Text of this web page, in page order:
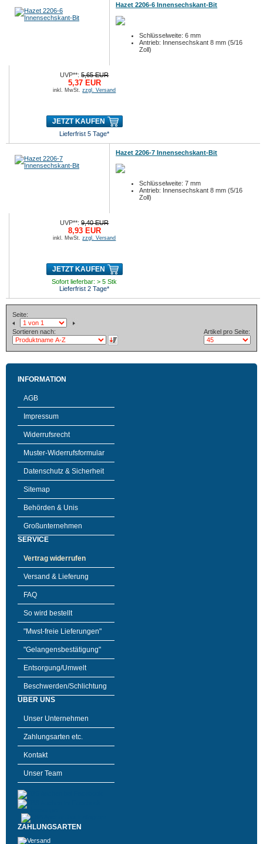
Hazet 2206-6 Innensechskant-Bit
Schlüsselweite: 6 mm
Antrieb: Innensechskant 8 mm (5/16
Zoll)
UVP**:5,65 EUR
5,37 EUR
inkl. MwSt.zzgl. Versand
JETZT KAUFEN
Lieferfrist 5 Tage*
Hazet 2206-7 Innensechskant-Bit
Schlüsselweite: 7 mm
Antrieb: Innensechskant 8 mm (5/16
Zoll)
UVP**:9,40 EUR
8,93 EUR
inkl. MwSt.zzgl. Versand
JETZT KAUFEN
Sofort lieferbar: > 5 Stk
Lieferfrist 2 Tage*
Seite:
Sortieren nach: Artikel pro Seite:
INFORMATION
AGB
Impressum
Widerrufsrecht
Muster-Widerrufsformular
Datenschutz & Sicherheit
Sitemap
Behörden & Unis
Großunternehmen
SERVICE
Vertrag widerrufen
Versand & Lieferung
FAQ
So wird bestellt
"Mwst-freie Lieferungen"
"Gelangensbestätigung"
Entsorgung/Umwelt
Beschwerden/Schlichtung
ÜBER UNS
Unser Unternehmen
Zahlungsarten etc.
Kontakt
Unser Team
ZAHLUNGSARTEN